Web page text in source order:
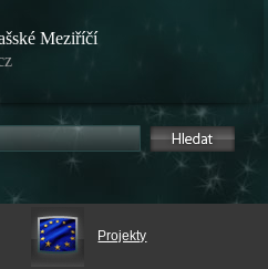
Meziříčí
Projekty